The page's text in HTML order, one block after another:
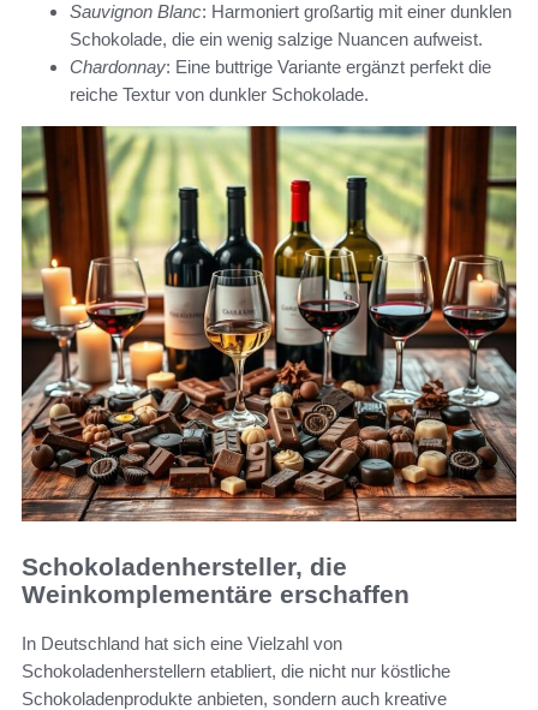
Sauvignon Blanc: Harmoniert großartig mit einer dunklen
Schokolade, die ein wenig salzige Nuancen aufweist.
Chardonnay: Eine buttrige Variante ergänzt perfekt die
reiche Textur von dunkler Schokolade.
Schokoladenhersteller, die
Weinkomplementäre erschaffen
In Deutschland hat sich eine Vielzahl von
Schokoladenherstellern etabliert, die nicht nur köstliche
Schokoladenprodukte anbieten, sondern auch kreative